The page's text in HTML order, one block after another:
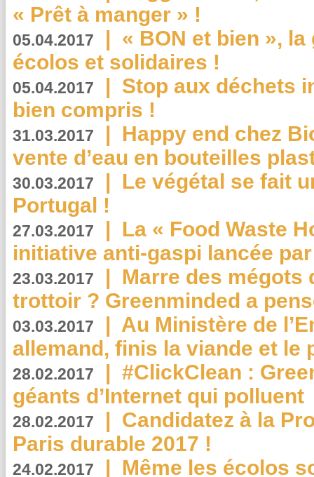
« Prêt à manger » !
05.04.2017 | « BON et bien »,
écolos et solidaires !
05.04.2017 | Stop aux déchets
bien compris !
31.03.2017 | Happy end chez
vente d’eau en bouteilles
30.03.2017 | Le végétal se fait
Portugal !
27.03.2017 | La « Food Waste
initiative anti-gaspi lancée
23.03.2017 | Marre des mégots
trottoir ? Greenminded a
03.03.2017 | Au Ministère de
allemand, finis la viande et le
28.02.2017 | #ClickClean :
géants d’Internet qui polluent
28.02.2017 | Candidatez à la
Paris durable 2017 !
24.02.2017 | Même les écolos